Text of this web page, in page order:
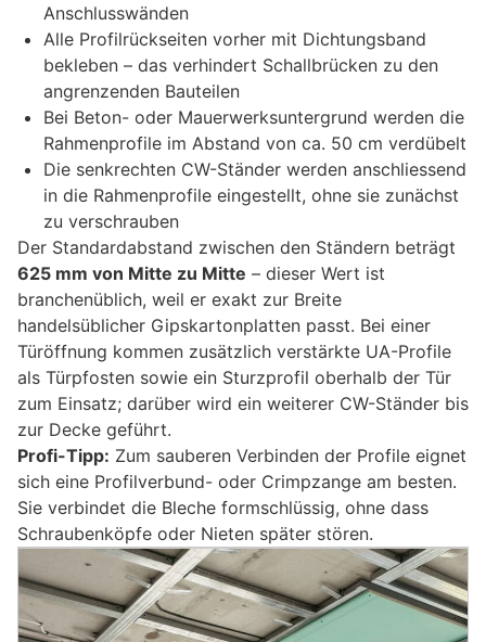
Anschlusswänden
Alle Profilrückseiten vorher mit Dichtungsband
bekleben – das verhindert Schallbrücken zu den
angrenzenden Bauteilen
Bei Beton- oder Mauerwerksuntergrund werden die
Rahmenprofile im Abstand von ca. 50 cm verdübelt
Die senkrechten CW-Ständer werden anschliessend
in die Rahmenprofile eingestellt, ohne sie zunächst
zu verschrauben
Der Standardabstand zwischen den Ständern beträgt
625 mm von Mitte zu Mitte – dieser Wert ist
branchenüblich, weil er exakt zur Breite
handelsüblicher Gipskartonplatten passt. Bei einer
Türöffnung kommen zusätzlich verstärkte UA-Profile
als Türpfosten sowie ein Sturzprofil oberhalb der Tür
zum Einsatz; darüber wird ein weiterer CW-Ständer bis
zur Decke geführt.
Profi-Tipp: Zum sauberen Verbinden der Profile eignet
sich eine Profilverbund- oder Crimpzange am besten.
Sie verbindet die Bleche formschlüssig, ohne dass
Schraubenköpfe oder Nieten später stören.